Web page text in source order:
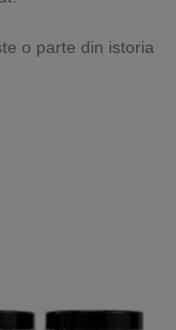
o parte din istoria